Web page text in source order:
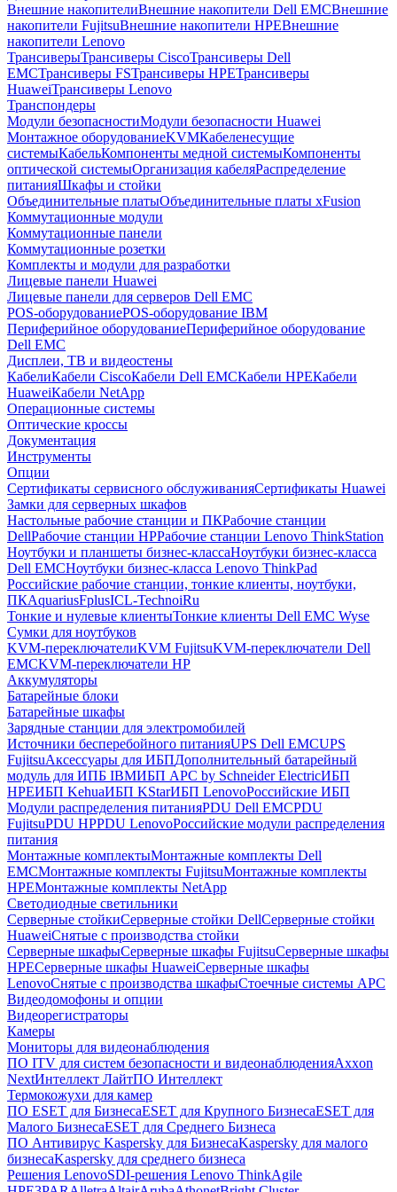
Внешние накопителиВнешние накопители Dell EMCВнешние
накопители FujitsuВнешние накопители HPEВнешние
накопители Lenovo
ТрансиверыТрансиверы CiscoТрансиверы Dell
EMCТрансиверы FSТрансиверы HPEТрансиверы
HuaweiТрансиверы Lenovo
Транспондеры
Модули безопасностиМодули безопасности Huawei
Монтажное оборудованиеKVMКабеленесущие
системыКабельКомпоненты медной системыКомпоненты
оптической системыОрганизация кабеляРаспределение
питанияШкафы и стойки
Объединительные платыОбъединительные платы xFusion
Коммутационные модули
Коммутационные панели
Коммутационные розетки
Комплекты и модули для разработки
Лицевые панели Huawei
Лицевые панели для серверов Dell EMC
POS-оборудованиеPOS-оборудование IBM
Периферийное оборудованиеПериферийное оборудование
Dell EMC
Дисплеи, ТВ и видеостены
КабелиКабели CiscoКабели Dell EMCКабели HPEКабели
HuaweiКабели NetApp
Операционные системы
Оптические кроссы
Документация
Инструменты
Опции
Сертификаты сервисного обслуживанияСертификаты Huawei
Замки для серверных шкафов
Настольные рабочие станции и ПКРабочие станции
DellРабочие станции HPРабочие станции Lenovo ThinkStation
Ноутбуки и планшеты бизнес-классаНоутбуки бизнес-класса
Dell EMCНоутбуки бизнес-класса Lenovo ThinkPad
Российские рабочие станции, тонкие клиенты, ноутбуки,
ПКAquariusFplusICL-TechnoiRu
Тонкие и нулевые клиентыТонкие клиенты Dell EMC Wyse
Сумки для ноутбуков
KVM-переключателиKVM FujitsuKVM-переключатели Dell
EMCKVM-переключатели HP
Аккумуляторы
Батарейные блоки
Батарейные шкафы
Зарядные станции для электромобилей
Источники бесперебойного питанияUPS Dell EMCUPS
FujitsuАксессуары для ИБПДополнительный батарейный
модуль для ИПБ IBMИБП APC by Schneider ElectricИБП
HPEИБП KehuaИБП KStarИБП LenovoРоссийские ИБП
Модули распределения питанияPDU Dell EMCPDU
FujitsuPDU HPPDU LenovoРоссийские модули распределения
питания
Монтажные комплектыМонтажные комплекты Dell
EMCМонтажные комплекты FujitsuМонтажные комплекты
HPEМонтажные комплекты NetApp
Светодиодные светильники
Серверные стойкиСерверные стойки DellСерверные стойки
HuaweiСнятые с производства стойки
Серверные шкафыСерверные шкафы FujitsuСерверные шкафы
HPEСерверные шкафы HuaweiСерверные шкафы
LenovoСнятые с производства шкафыСтоечные системы APC
Видеодомофоны и опции
Видеорегистраторы
Камеры
Мониторы для видеонаблюдения
ПО ITV для систем безопасности и видеонаблюденияAxxon
NextИнтеллект ЛайтПО Интеллект
Термокожухи для камер
ПО ESET для БизнесаESET для Крупного БизнесаESET для
Малого БизнесаESET для Среднего Бизнеса
ПО Антивирус Kaspersky для БизнесаKaspersky для малого
бизнесаKaspersky для среднего бизнеса
Решения LenovoSDI-решения Lenovo ThinkAgile